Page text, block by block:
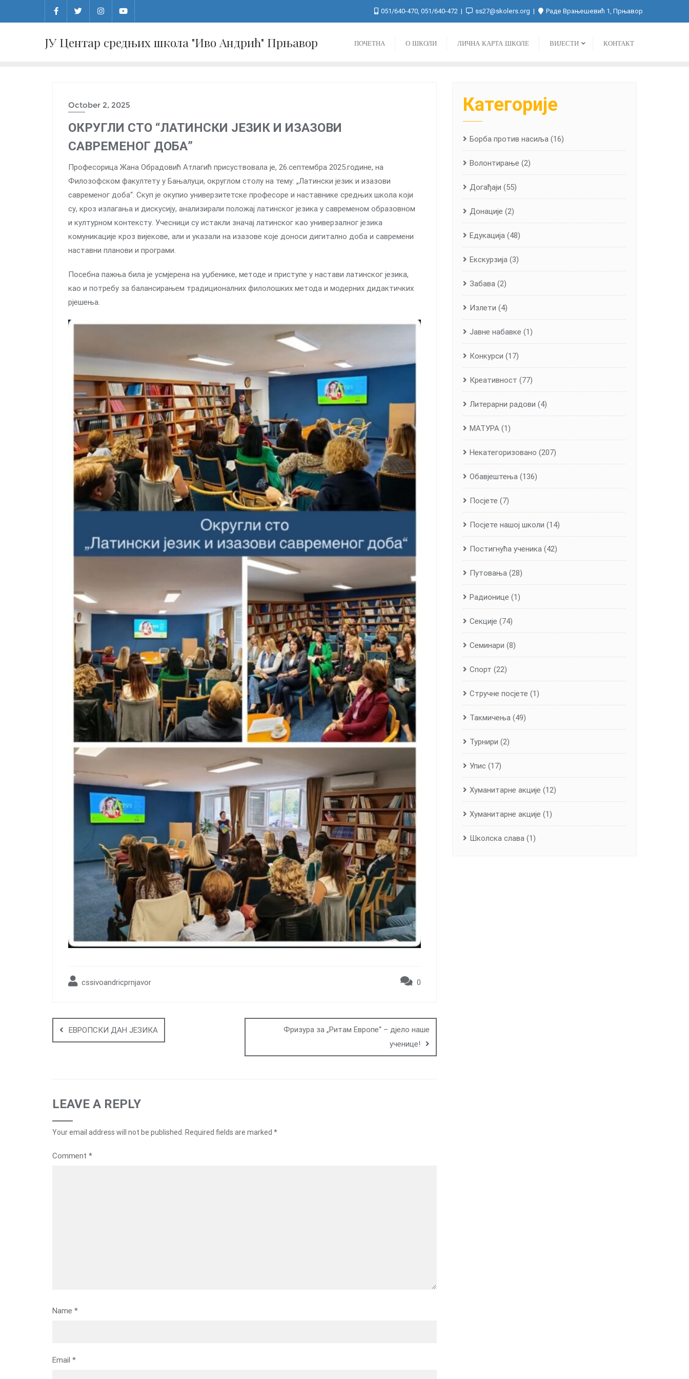
051/640-470, 051/640-472 ss27@skolers.org Раде Врањешевић 1, Прњавор
ЈУ Центар средњих школа "Иво Андрић" Прњавор ПОЧЕТНА О ШКОЛИ ЛИЧНА КАРТА ШКОЛЕ ВИЈЕСТИ КОНТАКТ
October 2, 2025
ОКРУГЛИ СТО “ЛАТИНСКИ ЈЕЗИК И ИЗАЗОВИ
САВРЕМЕНОГ ДОБА”
Професорица Жана Обрадовић Атлагић присуствовала је, 26.септембра 2025.године, на
Филозофском факултету у Бањалуци, округлом столу на тему: „Латински језик и изазови
савременог доба“. Скуп је окупио универзитетске професоре и наставнике средњих школа који
су, кроз излагања и дискусију, анализирали положај латинског језика у савременом образовном
и културном контексту. Учесници су истакли значај латинског као универзалног језика
комуникације кроз вијекове, али и указали на изазове које доноси дигитално доба и савремени
наставни планови и програми.
Посебна пажња била је усмјерена на уџбенике, методе и приступе у настави латинског језика,
као и потребу за балансирањем традиционалних филолошких метода и модерних дидактичких
рјешења.
cssivoandricprnjavor 0
navigation
ЕВРОПСКИ ДАН ЈЕЗИКА
Фризура за „Ритам Европе“ – дјело наше
ученице!
LEAVE A REPLY
Your email address will not be published. Required fields are marked *
Comment *
Name *
Email *
Категорије
Борба против насиља (16)
Волонтирање (2)
Догађаји (55)
Донације (2)
Едукација (48)
Екскурзија (3)
Забава (2)
Излети (4)
Јавне набавке (1)
Конкурси (17)
Креативност (77)
Литерарни радови (4)
МАТУРА (1)
Некатегоризовано (207)
Обавјештења (136)
Посјете (7)
Посјете нашој школи (14)
Постигнућа ученика (42)
Путовања (28)
Радионице (1)
Секције (74)
Семинари (8)
Спорт (22)
Стручне посјете (1)
Такмичења (49)
Турнири (2)
Упис (17)
Хуманитарне aкције (12)
Хуманитарне акције (1)
Школска слава (1)